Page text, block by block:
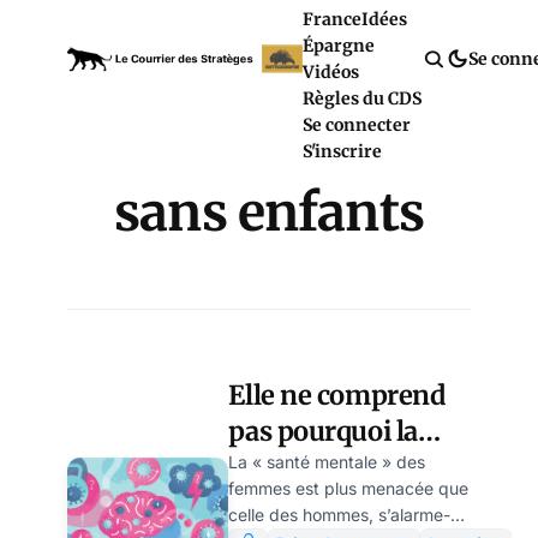
FranceIdées
Épargne
Vidéos
Règles du CDS
Se connecter
S'inscrire
Se
sans enfants
Elle ne comprend
pas pourquoi la
femme émancipée
débloque, par
La « santé mentale » des
femmes est plus menacée que
celle des hommes, s’alarme-t-